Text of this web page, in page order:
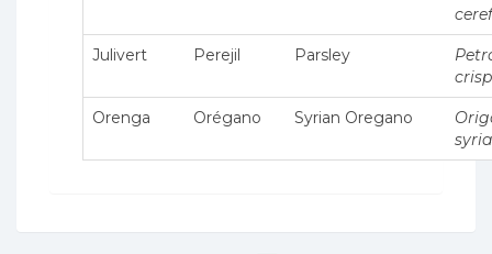
Julivert Perejil Parsley
Orenga Orégano Syrian Oregano